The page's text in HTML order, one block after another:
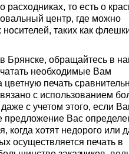
то есть о
центр, где можно
таких как
Брянске, обращайтесь в
необходимые Вам
печать
с использованием
с учетом этого, если
предложение Вас
когда хотят недорого или
осуществляется печать в